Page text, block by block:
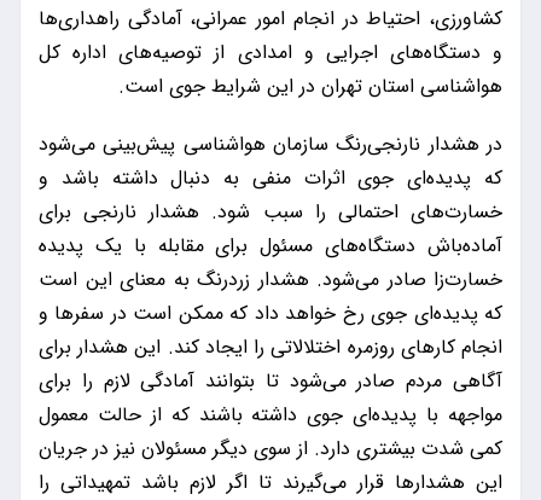
کشاورزی، احتیاط در انجام امور عمرانی، آمادگی راهداری‌ها
و دستگاه‌های اجرایی و امدادی از توصیه‌های اداره کل
هواشناسی استان تهران در این شرایط جوی است.
در هشدار نارنجی‌رنگ سازمان هواشناسی پیش‌بینی می‌شود
که پدیده‌ای جوی اثرات منفی به دنبال داشته باشد و
خسارت‌های احتمالی را سبب شود. هشدار نارنجی برای
آماده‌باش دستگاه‌های مسئول برای مقابله با یک پدیده
خسارت‌زا صادر می‌شود. هشدار زردرنگ به معنای این است
که پدیده‌ای جوی رخ خواهد داد که ممکن است در سفرها و
انجام کارهای روزمره اختلالاتی را ایجاد کند. این هشدار برای
آگاهی مردم صادر می‌شود تا بتوانند آمادگی لازم را برای
مواجهه با پدیده‌ای جوی داشته باشند که از حالت معمول
کمی شدت بیشتری دارد. از سوی دیگر مسئولان نیز در جریان
این هشدارها قرار می‌گیرند تا اگر لازم باشد تمهیداتی را